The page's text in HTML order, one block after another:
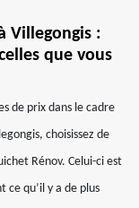
Villegongis :
que vous
de prix dans le cadre
choisissez de
Rénov. Celui-ci est
ce qu’il y a de plus